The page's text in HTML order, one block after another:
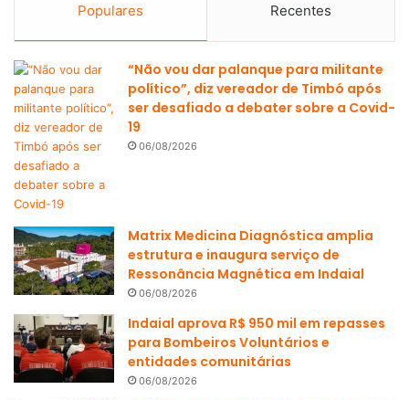
Populares Recentes
“Não vou dar palanque para militante
político”, diz vereador de Timbó após
ser desafiado a debater sobre a Covid-
19
06/08/2026
Matrix Medicina Diagnóstica amplia
estrutura e inaugura serviço de
Ressonância Magnética em Indaial
06/08/2026
Indaial aprova R$ 950 mil em repasses
para Bombeiros Voluntários e
entidades comunitárias
06/08/2026